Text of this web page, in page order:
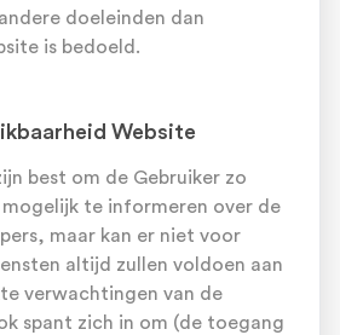
doeleinden dan
is bedoeld.
Website
best om de Gebruiker zo
te informeren over de
maar kan er niet voor
altijd zullen voldoen aan
verwachtingen van de
spant zich in om (de toegang